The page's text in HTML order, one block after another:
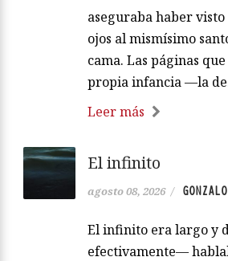
aseguraba haber visto
ojos al mismísimo
cama. Las páginas
propia infancia —la
Leer más
El infinito
agosto 08, 2026 /
El infinito era largo y
efectivamente—